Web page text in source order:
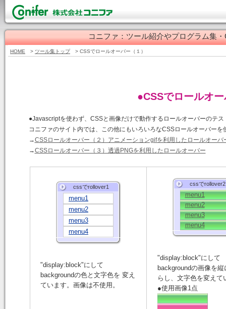
コニファ：ツール紹介やプログラム集
HOME > ツール集トップ> CSSでロールオーバー（１）
●CSSでロールオ
●Javascriptを使わず、CSSと画像だけで動作するロールオーバーのテ
コニファのサイト内では、この他にもいろいろなCSSロールオーバーを
→CSSロールオーバー（２）アニメーションgifを利用したロールオーバ
→CSSロールオーバー（３）透過PNGを利用したロールオーバー
cssでrollover1
menu1
menu2
menu3
menu4
"display:block"にして
backgroundの色と文字色を 変え
ています。画像は不使用。
cssでrollover2
menu1
menu2
menu3
menu4
"display:block"にして
backgroundの画像を
らし、文字色を変えて
●使用画像1点